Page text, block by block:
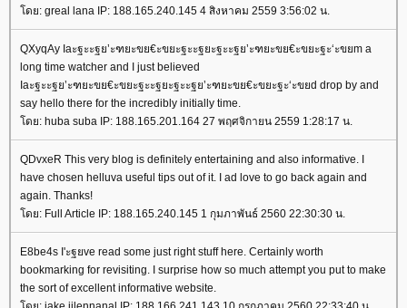
ดย: greal lana IP: 188.165.240.145 4 สิงหาคม 2559 3:56:02 น.
QXyqAy Iaะฐะะฐย’ะฑยะขย€ะขยะฐะะฐยะฐะะฐย’ะฑยะขย€ะขยะฐะ‘ะขยm a
long time watcher and I just believed
Iaะฐะะฐย’ะฑยะขย€ะขยะฐะะฐยะฐะะฐย’ะฑยะขย€ะขยะฐะ‘ะขยd drop by and
say hello there for the incredibly initially time.
ดย: huba suba IP: 188.165.201.164 27 พฤศจิกายน 2559 1:28:17 น.
QDvxeR This very blog is definitely entertaining and also informative. I
have chosen helluva useful tips out of it. I ad love to go back again and
again. Thanks!
ดย: Full Article IP: 188.165.240.145 1 กุมภาพันธ์ 2560 22:30:30 น.
E8be4s I'ะฐยve read some just right stuff here. Certainly worth
bookmarking for revisiting. I surprise how so much attempt you put to make
the sort of excellent informative website.